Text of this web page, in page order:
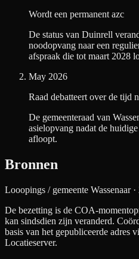
Wordt een permanent azc
De status van Duinrell
noodopvang naar een
afspraak die tot maart 2028
May 2026
Raad debatteert over de tijd
De gemeenteraad van
asielopvang nadat de
afloopt.
Bronnen
Looopings / gemeente Wassenaar·
De bezetting is de COA-
kan sindsdien zijn veranderd.
basis van het gepubliceerde adres
Locatieserver.